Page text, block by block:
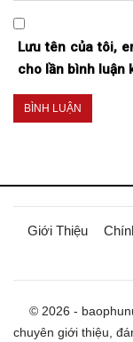
Lưu tên của tôi,
cho lần bình luận
Giới Thiệu
© 2026 -
chuyên giới thiệu,